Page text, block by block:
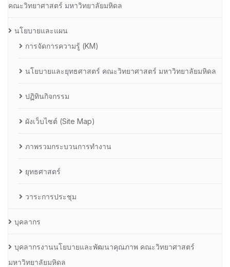
คณะวิทยาศาสตร์ มหาวิทยาลัยมหิดล
นโยบายและแผน
การจัดการความรู้ (KM)
นโยบายและยุทธศาสตร์ คณะวิทยาศาสตร์ มหาวิทยาลัยมหิดล
ปฏิทินกิจกรรม
ผังเว็บไซต์ (Site Map)
ภาพรวมกระบวนการทำงาน
ยุทธศาสตร์
วาระการประชุม
บุคลากร
บุคลากรงานนโยบายและพัฒนาคุณภาพ คณะวิทยาศาสตร์
มหาวิทยาลัยมหิดล